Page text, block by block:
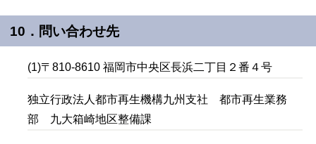
10．問い合わせ先
(1)〒810-8610 福岡市中央区長浜二丁目２番４号
独立行政法人都市再生機構九州支社 都市再生業務
部 九大箱崎地区整備課